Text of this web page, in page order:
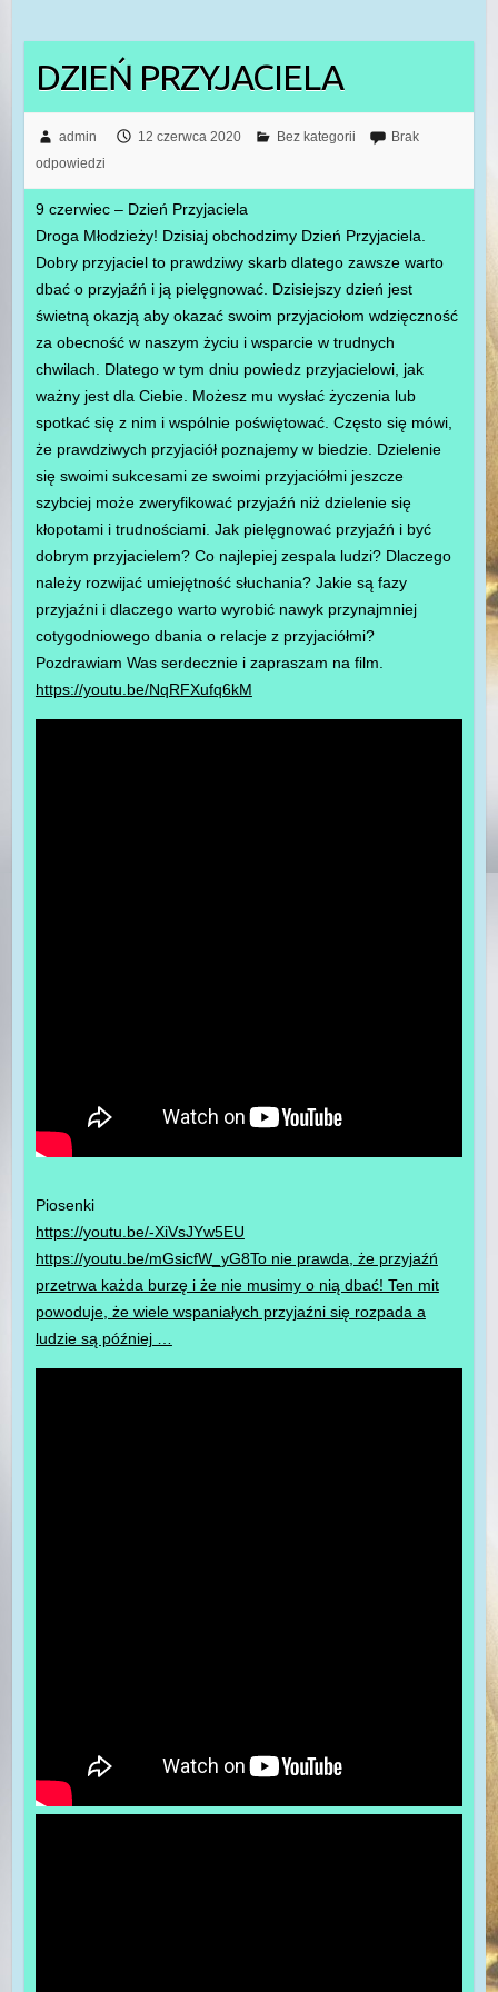
DZIEŃ PRZYJACIELA
admin 12 czerwca 2020 Bez kategorii
Brak
odpowiedzi
9 czerwiec – Dzień Przyjaciela
Droga Młodzieży! Dzisiaj obchodzimy Dzień Przyjaciela.
Dobry przyjaciel to prawdziwy skarb dlatego zawsze warto
dbać o przyjaźń i ją pielęgnować. Dzisiejszy dzień jest
świetną okazją aby okazać swoim przyjaciołom wdzięczność
za obecność w naszym życiu i wsparcie w trudnych
chwilach. Dlatego w tym dniu powiedz przyjacielowi, jak
ważny jest dla Ciebie. Możesz mu wysłać życzenia lub
spotkać się z nim i wspólnie poświętować. Często się mówi,
że prawdziwych przyjaciół poznajemy w biedzie. Dzielenie
się swoimi sukcesami ze swoimi przyjaciółmi jeszcze
szybciej może zweryfikować przyjaźń niż dzielenie się
kłopotami i trudnościami. Jak pielęgnować przyjaźń i być
dobrym przyjacielem? Co najlepiej zespala ludzi? Dlaczego
należy rozwijać umiejętność słuchania? Jakie są fazy
przyjaźni i dlaczego warto wyrobić nawyk przynajmniej
cotygodniowego dbania o relacje z przyjaciółmi?
Pozdrawiam Was serdecznie i zapraszam na film.
https://youtu.be/NqRFXufq6kM
Piosenki
https://youtu.be/-XiVsJYw5EU
https://youtu.be/mGsicfW_yG8To nie prawda, że przyjaźń
przetrwa każda burzę i że nie musimy o nią dbać! Ten mit
powoduje, że wiele wspaniałych przyjaźni się rozpada a
ludzie są później …